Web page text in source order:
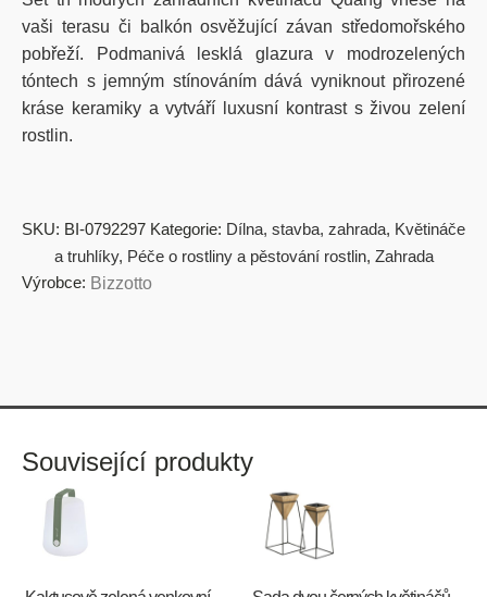
vaši terasu či balkón osvěžující závan středomořského
pobřeží. Podmanivá lesklá glazura v modrozelených
tóntech s jemným stínováním dává vyniknout přirozené
kráse keramiky a vytváří luxusní kontrast s živou zelení
rostlin.
SKU: BI-0792297 Kategorie: Dílna, stavba, zahrada, Květináče
a truhlíky, Péče o rostliny a pěstování rostlin, Zahrada
Výrobce: Bizzotto
Související produkty